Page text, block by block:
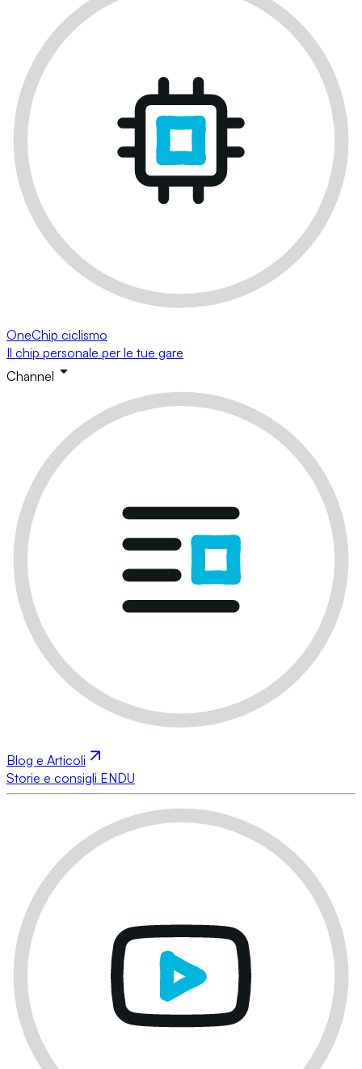
OneChip ciclismo
Il chip personale per le tue gare
Channel
Blog e Articoli
Storie e consigli ENDU